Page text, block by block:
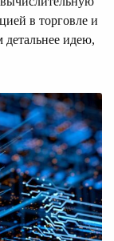
в торговле и
идею,